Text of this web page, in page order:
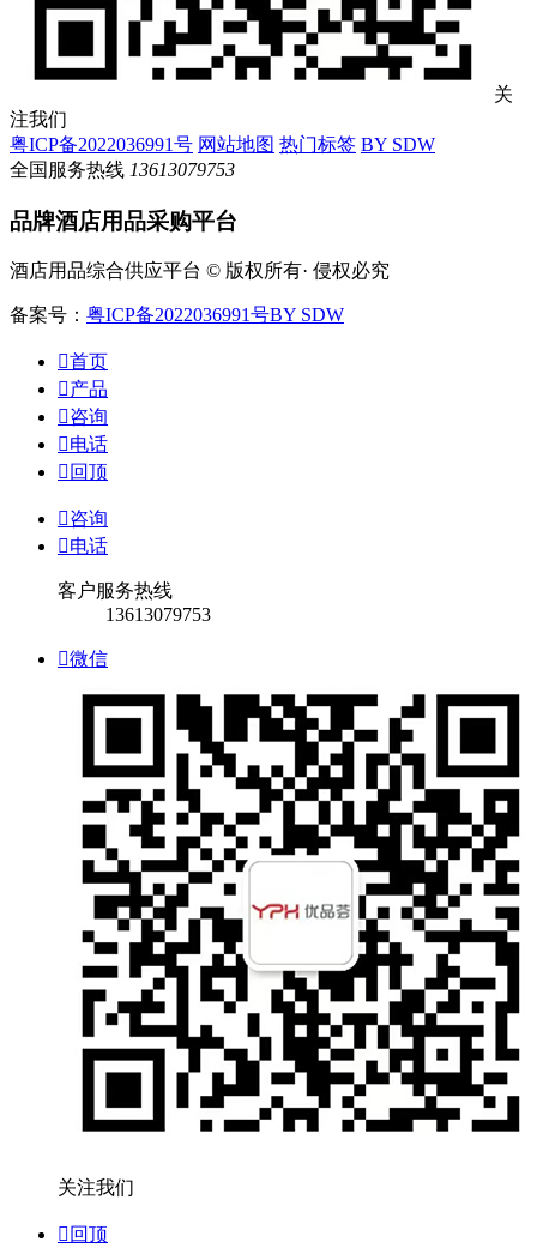
关
注我们
粤ICP备2022036991号 网站地图 热门标签 BY SDW
全国服务热线 13613079753
品牌酒店用品采购平台
酒店用品综合供应平台 © 版权所有· 侵权必究
备案号： 粤ICP备2022036991号BY SDW
首页
产品
咨询
电话
 回顶
咨询
电话
客户服务热线
13613079753
微信
关注我们
 回顶